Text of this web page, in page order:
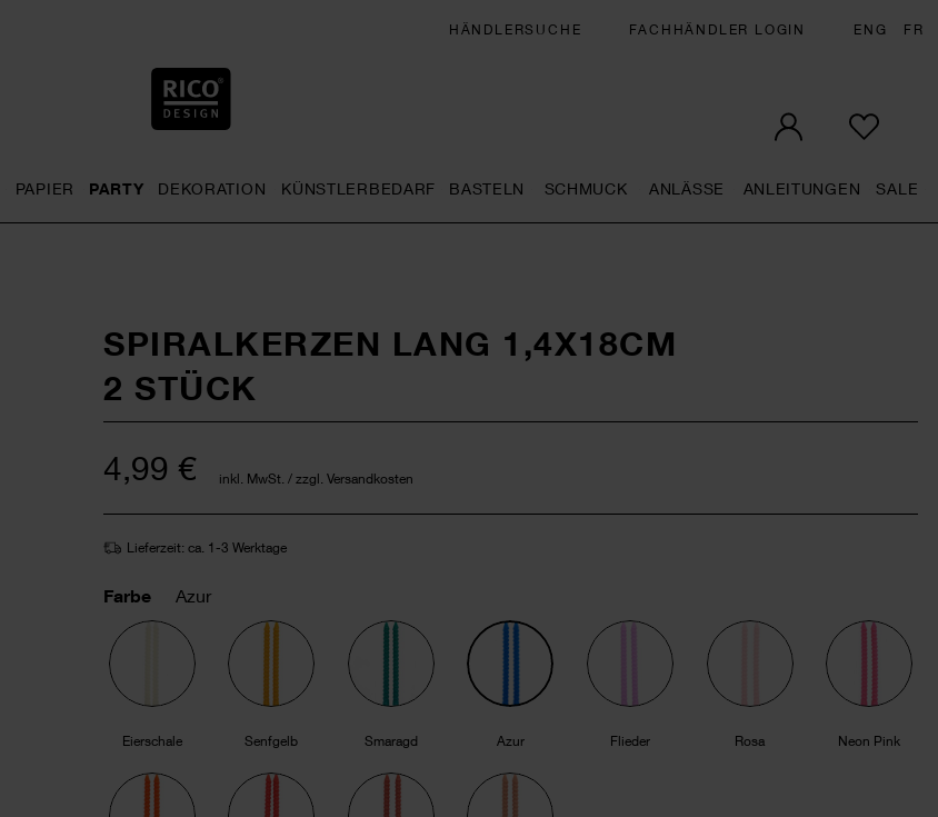
HÄNDLERSUCHE FACHHÄNDLER LOGIN ENG FR
PAPIER PARTY DEKORATION KÜNSTLERBEDARF BASTELN SCHMUCK ANLÄSSE ANLEITUNGEN SALE
SPIRALKERZEN LANG 1,4X18CM
2 STÜCK
4,99 € inkl. MwSt. / zzgl. Versandkosten
Lieferzeit: ca. 1-3 Werktage
Farbe Azur
Eierschale Senfgelb Smaragd Azur Flieder Rosa Neon Pink